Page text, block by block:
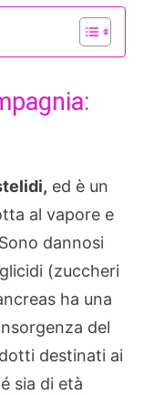
ed è un
al vapore e
dannosi
(zuccheri
ha una
del
destinati ai
sia di età